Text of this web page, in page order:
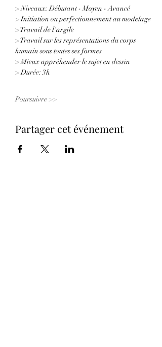
> Niveaux: Débutant - Moyen - Avancé
> Initiation ou perfectionnement au modelage
> Travail de l'argile
> Travail sur les représentations du corps
humain sous toutes ses formes
> Mieux appréhender le sujet en dessin
> Durée: 3h
Poursuivre >>
Partager cet événement